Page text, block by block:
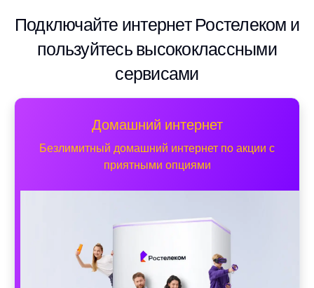
Подключайте интернет Ростелеком и
пользуйтесь высококлассными
сервисами
Домашний интернет
Безлимитный домашний интернет по акции с
приятными опциями